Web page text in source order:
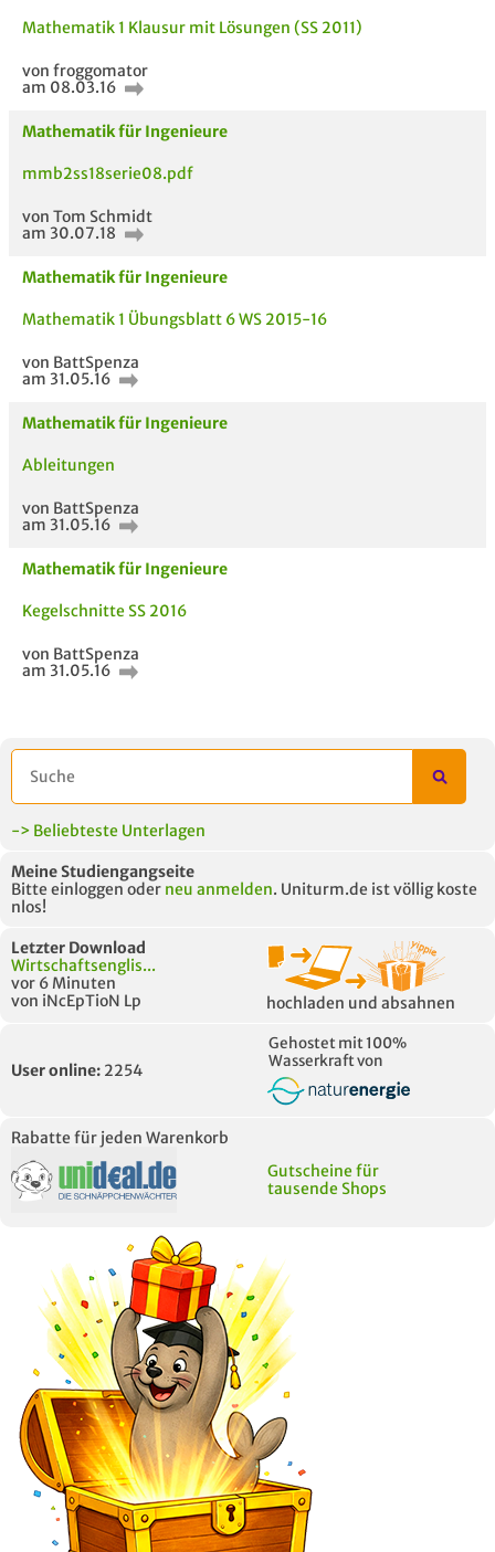
Bewertung
AUCH IM MODUL
Mathematik 1 Klausur mit Lösungen (SS 2011)
von froggomator
am 08.03.16
Mathematik für Ingenieure
mmb2ss18serie08.pdf
von Tom Schmidt
am 30.07.18
Mathematik für Ingenieure
Mathematik 1 Übungsblatt 6 WS 2015-16
von BattSpenza
am 31.05.16
Mathematik für Ingenieure
Ableitungen
von BattSpenza
am 31.05.16
Mathematik für Ingenieure
Kegelschnitte SS 2016
von BattSpenza
am 31.05.16
-> Beliebteste Unterlagen
Meine Studiengangseite
Bitte einloggen oder neu anmelden. Uniturm.de ist völlig koste
nlos!
Letzter Download
Wirtschaftsenglis...
vor 6 Minuten
von iNcEpTioN Lp
hochladen und absahnen
User online: 2254
Gehostet mit 100%
Wasserkraft von
Rabatte für jeden Warenkorb
Gutscheine für
tausende Shops